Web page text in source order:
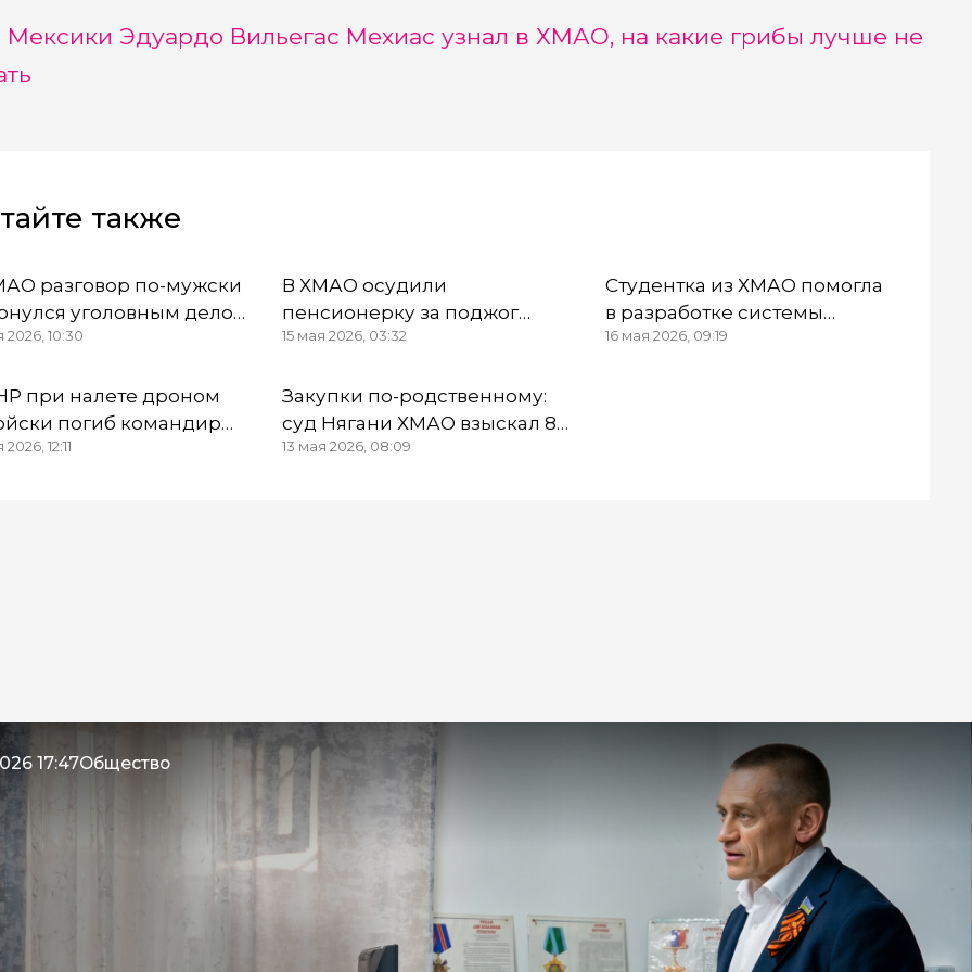
Мексики Эдуардо Вильегас Мехиас узнал в ХМАО, на какие грибы лучше не
также
разговор по-мужски
уголовным делом
и пяти
2026, 10:30
В ХМАО осудили
пенсионерку за поджог
машины из-за ложного
15 мая 2026, 03:32
Студентка из ХМАО помогла
в разработке системы
сопровождения молодых
16 мая 2026, 09:19
при налете дроном
погиб командир
«Югра» ХМАО
12:11
Закупки по-родственному:
суд Нягани ХМАО взыскал 8
млн рублей с Иванковых по
13 мая 2026, 08:09
17:47Общество